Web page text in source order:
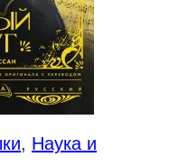
, Наука и